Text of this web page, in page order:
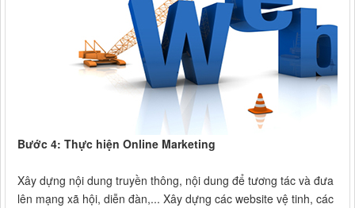
Bước 4: Thực hiện Online Marketing
Xây dựng nội dung truyền thông, nội dung để tương tác và đưa
lên mạng xã hội, diễn đàn,... Xây dựng các website vệ tinh, các